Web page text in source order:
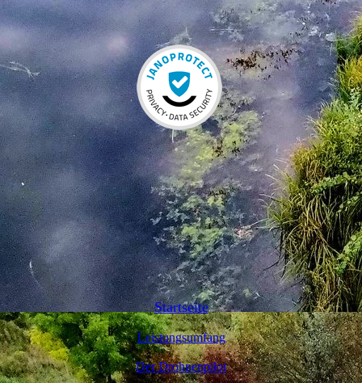
Startseite
Leistungsumfang
Der Drohnenpilot